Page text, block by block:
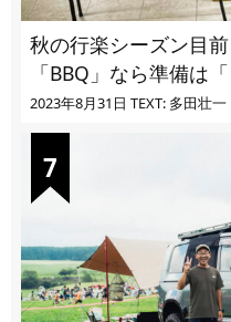
秋の行楽シーズン目
「BBQ」なら準備は
2023年8月31日 TEXT: 多田壮一